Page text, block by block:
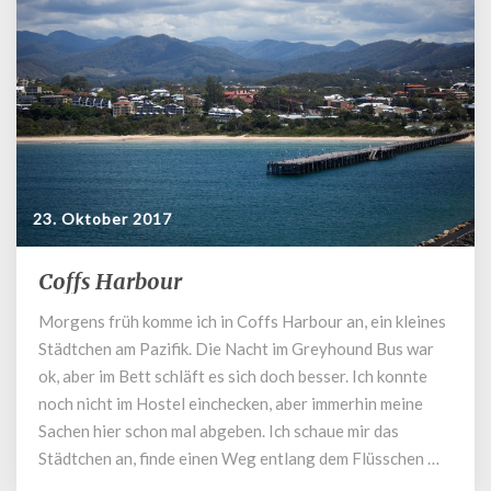
23. Oktober 2017
Coffs
Coffs Harbour
Morgens früh komme ich in Coffs Harbour an, ein kleines
Städtchen am Pazifik. Die Nacht im Greyhound Bus war
ok, aber im Bett schläft es sich doch besser. Ich konnte
noch nicht im Hostel einchecken, aber immerhin meine
Sachen hier schon mal abgeben. Ich schaue mir das
Städtchen an, finde einen Weg entlang dem Flüsschen …